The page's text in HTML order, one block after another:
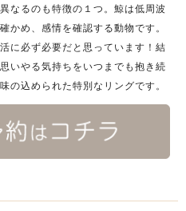
なるのも特徴の１つ。鯨は低周波
かめ、感情を確認する動物です。
に必ず必要だと思っています！結
いやる気持ちをいつまでも抱き続
の込められた特別なリングです。